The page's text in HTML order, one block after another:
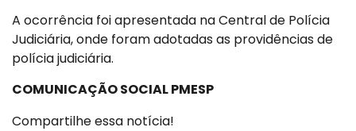
A ocorrência foi apresentada na Central de Polícia
Judiciária, onde foram adotadas as providências de
polícia judiciária.
COMUNICAÇÃO SOCIAL PMESP
Compartilhe essa notícia!